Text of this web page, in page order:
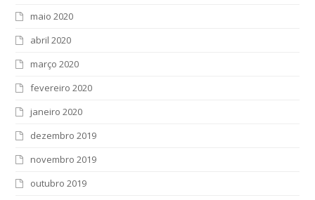
maio 2020
abril 2020
março 2020
fevereiro 2020
janeiro 2020
dezembro 2019
novembro 2019
outubro 2019